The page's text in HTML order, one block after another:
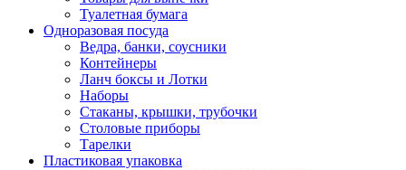
Туалетная бумага
Одноразовая посуда
Ведра, банки, соусники
Контейнеры
Ланч боксы и Лотки
Наборы
Стаканы, крышки, трубочки
Столовые приборы
Тарелки
Пластиковая упаковка